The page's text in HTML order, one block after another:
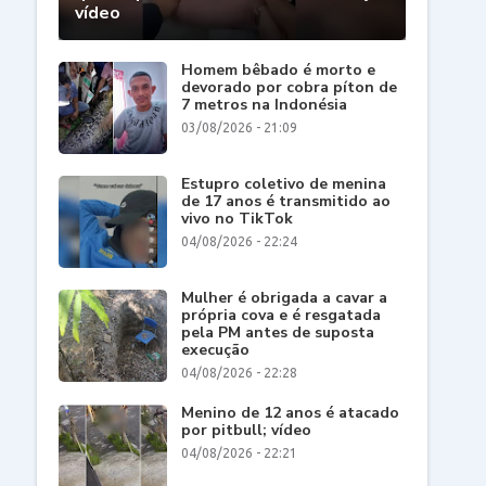
vídeo
Homem bêbado é morto e
devorado por cobra píton de
7 metros na Indonésia
03/08/2026 - 21:09
Estupro coletivo de menina
de 17 anos é transmitido ao
vivo no TikTok
04/08/2026 - 22:24
Mulher é obrigada a cavar a
própria cova e é resgatada
pela PM antes de suposta
execução
04/08/2026 - 22:28
Menino de 12 anos é atacado
por pitbull; vídeo
04/08/2026 - 22:21